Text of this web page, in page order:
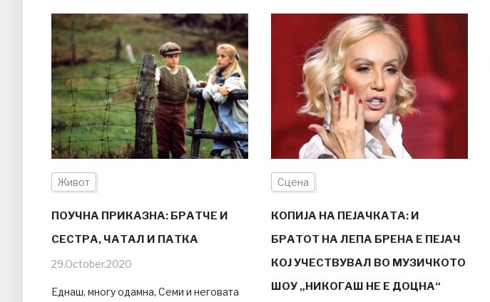
Живот
ПОУЧНА ПРИКАЗНА: БРАТЧЕ И
СЕСТРА, ЧАТАЛ И ПАТКА
29.October.2020
Еднаш, многу одамна, Семи и неговата
Сцена
КОПИЈА НА ПЕЈАЧКАТА: И
БРАТОТ НА ЛЕПА БРЕНА Е ПЕЈАЧ
КОЈ УЧЕСТВУВАЛ ВО МУЗИЧКОТО
ШОУ „НИКОГАШ НЕ Е ДОЦНА“